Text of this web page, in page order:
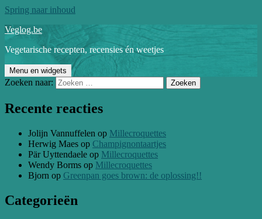
Spring naar inhoud
Veglog.be
Vegetarische recepten, recensies én weetjes
Menu en widgets
Zoeken naar:
Recente reacties
Jolijn Vannuffelen op Millecroquettes
Herwig Maes op Champignontaartjes
Pär Uyttendaele op Millecroquettes
Wendy Borms op Millecroquettes
Bjorn op Greenpan goes brown: de oplossing!!
Categorieën